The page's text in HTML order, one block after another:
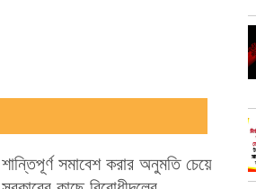
শান্তিপূর্ণ সমাবেশ করার অনুমতি চেয়ে